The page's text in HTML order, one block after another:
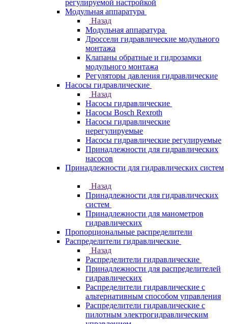
регулируемой настройкой
Модульная аппаратура
Назад
Модульная аппаратура
Дроссели гидравлические модульного
монтажа
Клапаны обратные и гидрозамки
модульного монтажа
Регуляторы давления гидравлические
Насосы гидравлические
Назад
Насосы гидравлические
Насосы Bosch Rexroth
Насосы гидравлические
нерегулируемые
Насосы гидравлические регулируемые
Принадлежности для гидравлических
насосов
Принадлежности для гидравлических систем
Назад
Принадлежности для гидравлических
систем
Принадлежности для манометров
гидравлических
Пропорциональные распределители
Распределители гидравлические
Назад
Распределители гидравлические
Принадлежности для распределителей
гидравлических
Распределители гидравлические с
альтернативным способом управления
Распределители гидравлические с
пилотным электрогидравлическим